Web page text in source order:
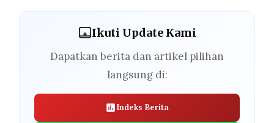
Ikuti Update Kami
Dapatkan berita dan artikel pilihan
langsung di:
Indeks Berita